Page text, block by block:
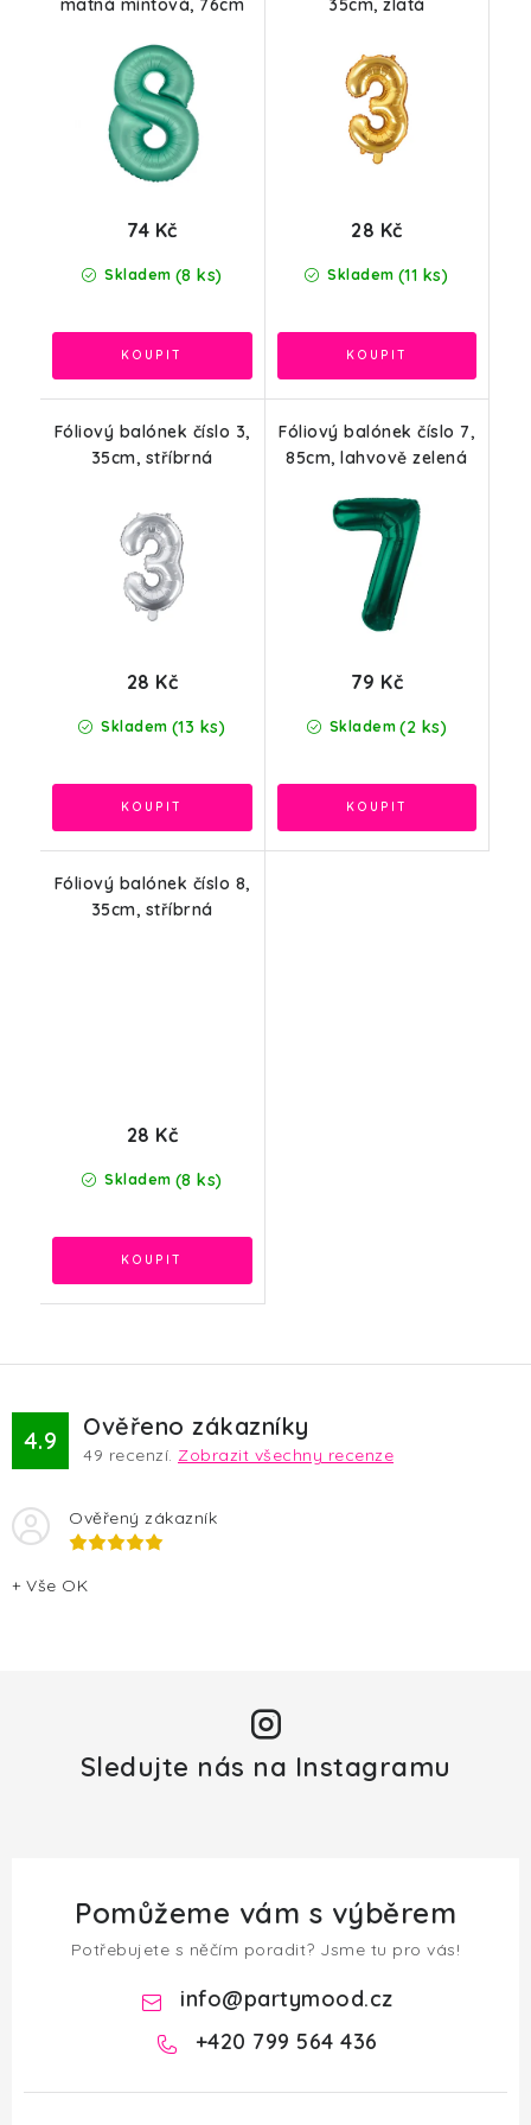
matná mintová, 76cm
Skladem (8 ks)
74 Kč
35cm, zlatá
Skladem (11 ks)
28 Kč
Fóliový balónek číslo 3,
35cm, stříbrná
Skladem (13 ks)
28 Kč
Fóliový balónek číslo 7,
85cm, lahvově zelená
Skladem (2 ks)
79 Kč
Fóliový balónek číslo 8,
35cm, stříbrná
Skladem (8 ks)
28 Kč
4.9 Ověřeno zákazníky
49 recenzí. Zobrazit všechny recenze
Ověřený zákazník
+ Vše OK
Sledujte nás na Instagramu
Pomůžeme vám s výběrem
Potřebujete s něčím poradit? Jsme tu pro vás!
info@partymood.cz
+420 799 564 436